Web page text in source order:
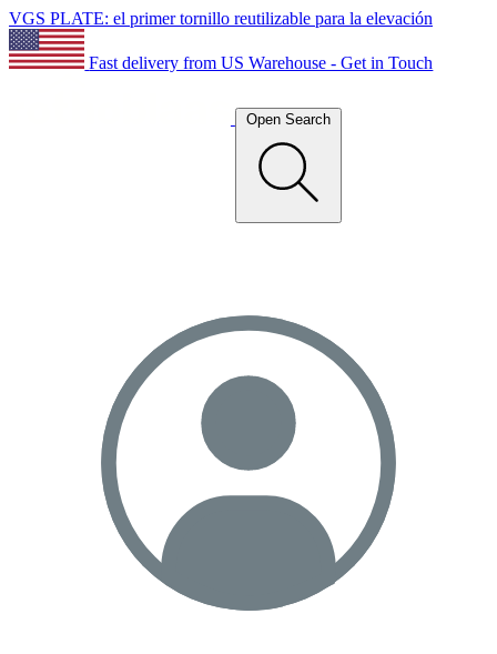
VGS PLATE: el primer tornillo reutilizable para la elevación
Fast delivery from US Warehouse - Get in Touch
Open Search